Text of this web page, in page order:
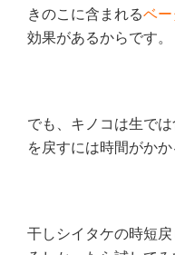
きのこに含まれるベー
効果があるからです。
でも、キノコは生で
を戻すには時間がか
干しシイタケの時短戻